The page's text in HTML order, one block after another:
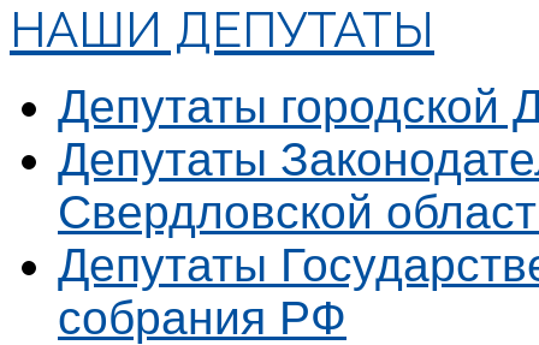
НАШИ ДЕПУТАТЫ
Депутаты городской
Депутаты
Свердловской
Депутаты
собрания РФ